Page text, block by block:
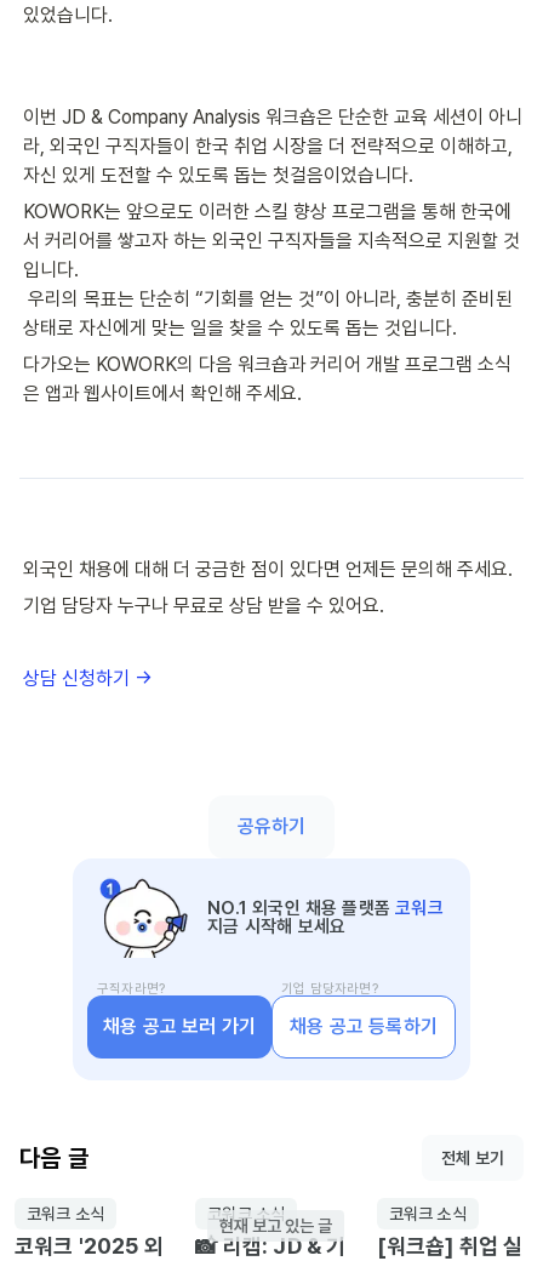
있었습니다.
이번 JD & Company Analysis 워크숍은 단순한 교육 세션이 아니
라, 외국인 구직자들이 한국 취업 시장을 더 전략적으로 이해하고,
자신 있게 도전할 수 있도록 돕는 첫걸음이었습니다.
KOWORK는 앞으로도 이러한 스킬 향상 프로그램을 통해 한국에
서 커리어를 쌓고자 하는 외국인 구직자들을 지속적으로 지원할 것
입니다.
우리의 목표는 단순히 “기회를 얻는 것”이 아니라, 충분히 준비된
상태로 자신에게 맞는 일을 찾을 수 있도록 돕는 것입니다.
다가오는 KOWORK의 다음 워크숍과 커리어 개발 프로그램 소식
은 앱과 웹사이트에서 확인해 주세요.
외국인 채용에 대해 더 궁금한 점이 있다면 언제든 문의해 주세요.
기업 담당자 누구나 무료로 상담 받을 수 있어요.
상담 신청하기 →
공유하기
NO.1 외국인 채용 플랫폼코워크
지금 시작해 보세요
구직자라면?
채용 공고 보러 가기
기업 담당자라면?
채용 공고 등록하기
다음 글 전체 보기
코워크 소식
코워크 '2025 외
코워크 소식
📸 리캡: JD & 기
현재 보고 있는 글
코워크 소식
[워크숍] 취업 실